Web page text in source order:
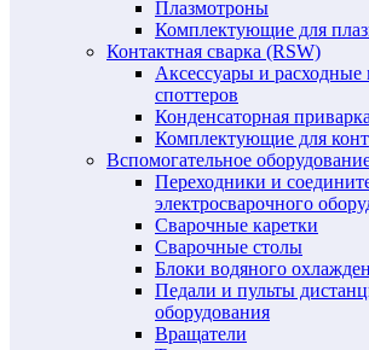
Плазмотроны
Комплектующие для
Контактная сварка (RSW)
Аксессуары и расходные
споттеров
Конденсаторная
Комплектующие для
Вспомогательное
Переходники и
электросварочного
Сварочные каретки
Сварочные столы
Блоки водяного
Педали и пульты
оборудования
Вращатели